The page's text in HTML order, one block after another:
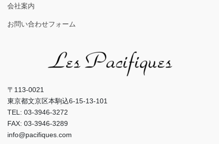
会社案内
お問い合わせフォーム
〒113-0021
東京都文京区本駒込6-15-13-101
TEL: 03-3946-3272
FAX: 03-3946-3289
info@pacifiques.com